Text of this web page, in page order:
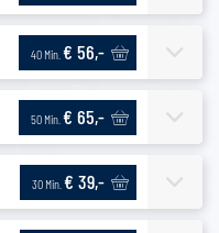
40 Min. € 56,-
50 Min. € 65,-
30 Min. € 39,-